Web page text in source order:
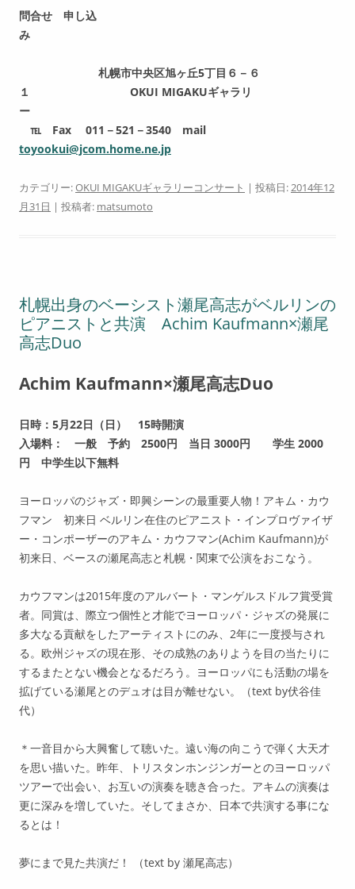
問合せ 申し込
み
札幌市中央区旭ヶ丘5丁目６－６
１ OKUI MIGAKUギャラリ
ー
℡ Fax 011－521－3540 mail
toyookui@jcom.home.ne.jp
カテゴリー:OKUI MIGAKUギャラリーコンサート | 投稿日:2014年12
月31日 | 投稿者: matsumoto
札幌出身のベーシスト瀬尾高志がベルリンの
ピアニストと共演 Achim Kaufmann×瀬尾
高志Duo
Achim Kaufmann×瀬尾高志Duo
日時：5月22日（日） 15時開演
入場料： 一般 予約 2500円 当日 3000円 学生 2000
円 中学生以下無料
ヨーロッパのジャズ・即興シーンの最重要人物！アキム・カウ
フマン 初来日 ベルリン在住のピアニスト・インプロヴァイザ
ー・コンポーザーのアキム・カウフマン(Achim Kaufmann)が
初来日、ベースの瀬尾高志と札幌・関東で公演をおこなう。
カウフマンは2015年度のアルバート・マンゲルスドルフ賞受賞
者。同賞は、際立つ個性と才能でヨーロッパ・ジャズの発展に
多大なる貢献をしたアーティストにのみ、2年に一度授与され
る。欧州ジャズの現在形、その成熟のありようを目の当たりに
するまたとない機会となるだろう。ヨーロッパにも活動の場を
拡げている瀬尾とのデュオは目が離せない。（text by伏谷佳
代）
＊一音目から大興奮して聴いた。遠い海の向こうで弾く大天才
を思い描いた。昨年、トリスタンホンジンガーとのヨーロッパ
ツアーで出会い、お互いの演奏を聴き合った。アキムの演奏は
更に深みを増していた。そしてまさか、日本で共演する事にな
るとは！
夢にまで見た共演だ！ （text by 瀬尾高志）